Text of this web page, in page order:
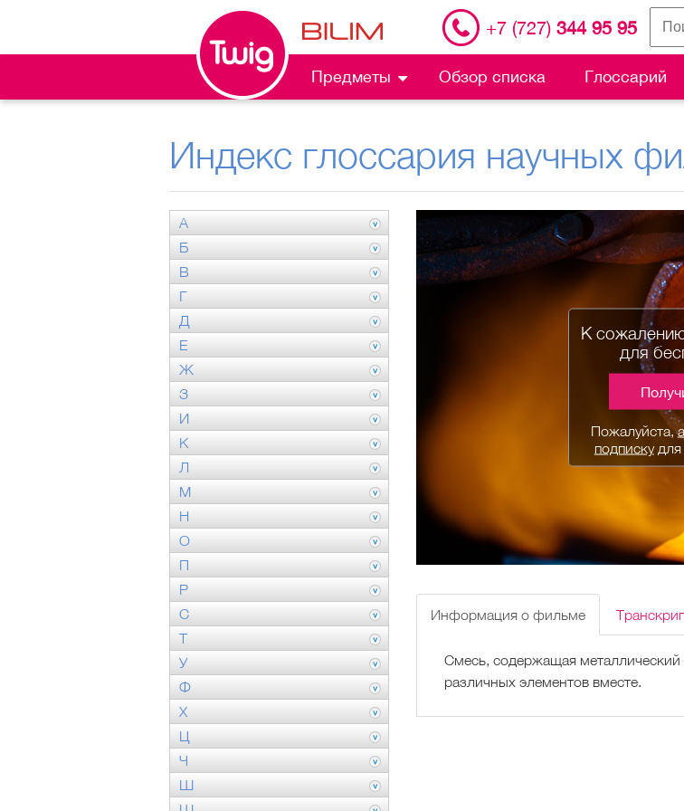
+7 (727) 344 95 95
Предметы Обзор списка Глоссарий
Индекс глоссария научных
А
Б
В
Г
Д
Е
Ж
З
И
К
Л
М
Н
О
П
Р
С
Т
У
Ф
Х
Ц
Ч
Ш
К
для
Пожалуйста,
подпискудля
Информация о фильме
Смесь, содержащая металлический
различных элементов вместе.